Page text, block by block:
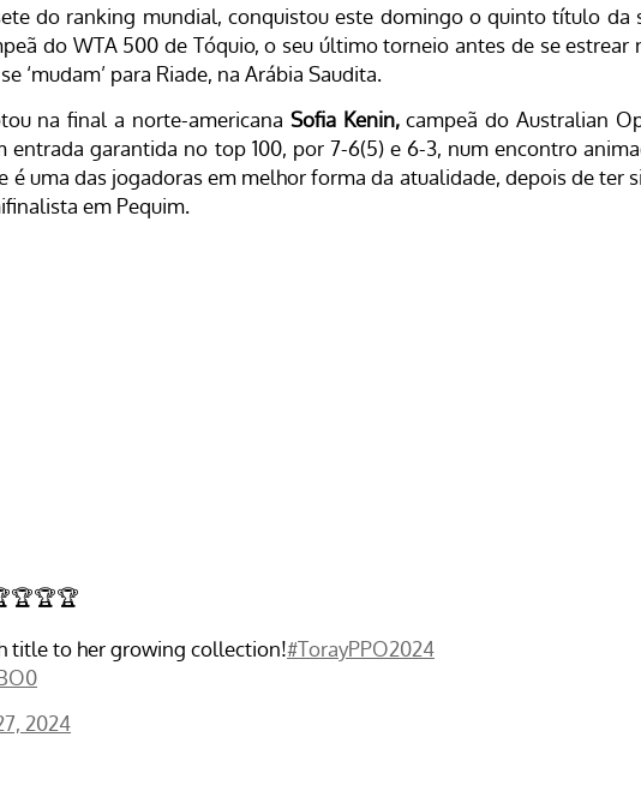
do ranking mundial, conquistou este domingo o quinto título da
do WTA 500 de Tóquio, o seu último torneio antes de se estrear
‘mudam’ para Riade, na Arábia Saudita.
na final a norte-americana Sofia Kenin,campeã do Australian
entrada garantida no top 100, por 7-6(5) e 6-3, num encontro
é uma das jogadoras em melhor forma da atualidade, depois de ter
em Pequim.
title to her growing collection!#TorayPPO2024
2024